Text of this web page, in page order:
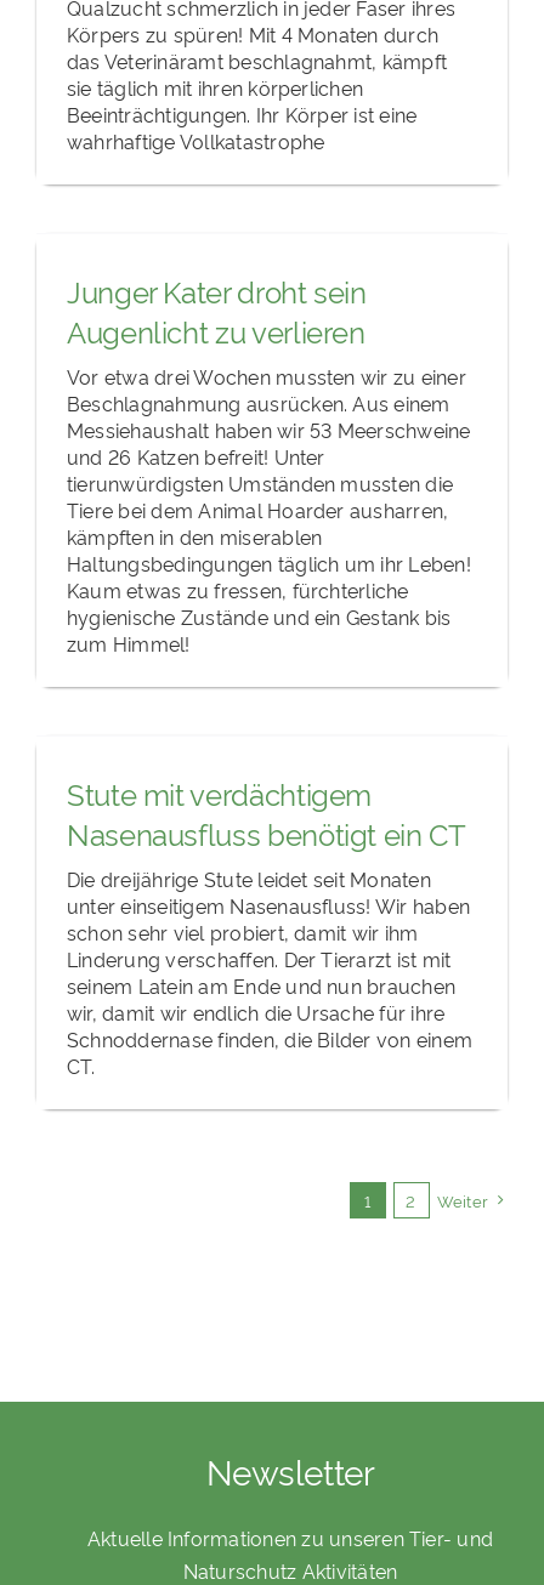
Qualzucht schmerzlich in jeder Faser ihres
Körpers zu spüren! Mit 4 Monaten durch
das Veterinäramt beschlagnahmt, kämpft
sie täglich mit ihren körperlichen
Beeinträchtigungen. Ihr Körper ist eine
wahrhaftige Vollkatastrophe
Junger Kater droht sein
Augenlicht zu verlieren
Vor etwa drei Wochen mussten wir zu einer
Beschlagnahmung ausrücken. Aus einem
Messiehaushalt haben wir 53 Meerschweine
und 26 Katzen befreit! Unter
tierunwürdigsten Umständen mussten die
Tiere bei dem Animal Hoarder ausharren,
kämpften in den miserablen
Haltungsbedingungen täglich um ihr Leben!
Kaum etwas zu fressen, fürchterliche
hygienische Zustände und ein Gestank bis
zum Himmel!
Stute mit verdächtigem
Nasenausfluss benötigt ein CT
Die dreijährige Stute leidet seit Monaten
unter einseitigem Nasenausfluss! Wir haben
schon sehr viel probiert, damit wir ihm
Linderung verschaffen. Der Tierarzt ist mit
seinem Latein am Ende und nun brauchen
wir, damit wir endlich die Ursache für ihre
Schnoddernase finden, die Bilder von einem
CT.
1 2 Weiter
Newsletter
Aktuelle Informationen zu unseren Tier- und
Naturschutz Aktivitäten